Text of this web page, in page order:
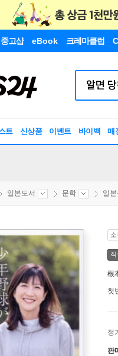
중고샵 eBook 크레마클럽
트 신상품 이벤트 바이백 매
일본도서 문학 일
根
첫
정
판